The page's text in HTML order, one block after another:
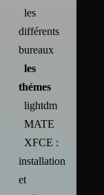
les
différents
bureaux
les
thémes
lightdm
MATE
XFCE :
installation
et